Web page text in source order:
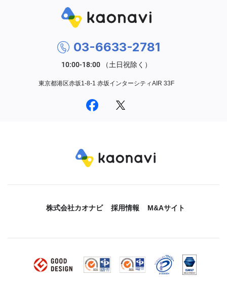
03-6633-2781
東京都港区赤坂1-8-1 赤坂インターシティAIR 33F
株式会社カオナビ 採用情報 M&Aサイト